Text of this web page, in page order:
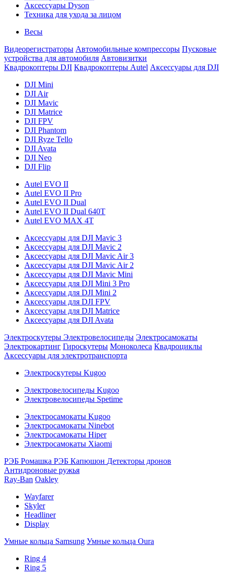
Аксессуары Dyson
Техника для ухода за лицом
Весы
Видеорегистраторы Автомобильные компрессоры Пусковые
устройства для автомобиля Автовизитки
Квадрокоптеры DJI Квадрокоптеры Autel Аксессуары для DJI
DJI Mini
DJI Air
DJI Mavic
DJI Matrice
DJI FPV
DJI Phantom
DJI Ryze Tello
DJI Avata
DJI Neo
DJI Flip
Autel EVO II
Autel EVO II Pro
Autel EVO II Dual
Autel EVO II Dual 640T
Autel EVO MAX 4T
Аксессуары для DJI Mavic 3
Аксессуары для DJI Mavic 2
Аксессуары для DJI Mavic Air 3
Аксессуары для DJI Mavic Air 2
Аксессуары для DJI Mavic Mini
Аксессуары для DJI Mini 3 Pro
Аксессуары для DJI Mini 2
Аксессуары для DJI FPV
Аксессуары для DJI Matrice
Аксессуары для DJI Avata
Электроскутеры Электровелосипеды Электросамокаты
Электрокартинг Гироскутеры Моноколеса Квадроциклы
Аксессуары для электротранспорта
Электроскутеры Kugoo
Электровелосипеды Kugoo
Электровелосипеды Spetime
Электросамокаты Kugoo
Электросамокаты Ninebot
Электросамокаты Hiper
Электросамокаты Xiaomi
РЭБ Ромашка РЭБ Капюшон Детекторы дронов
Антидроновые ружья
Ray-Ban Oakley
Wayfarer
Skyler
Headliner
Display
Умные кольца Samsung Умные кольца Oura
Ring 4
Ring 5